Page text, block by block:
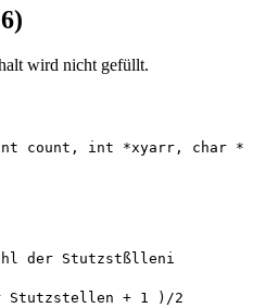
wird nicht gefüllt.
der Stutzstßlleni
Stutzstellen + 1 )/2